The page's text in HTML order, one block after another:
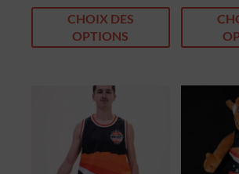
CHOIX DES
OPTIONS